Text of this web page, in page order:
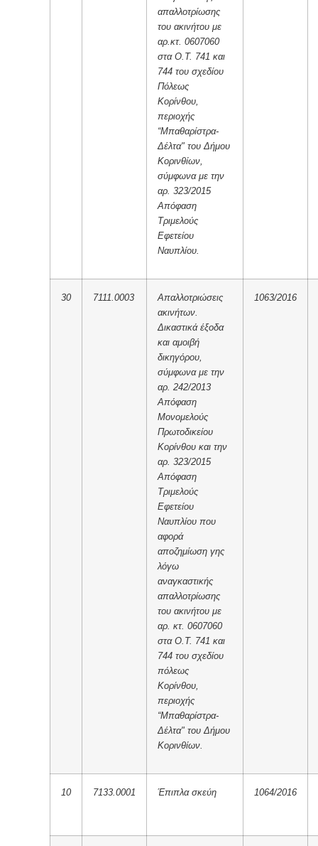
απαλλοτρίωσης
του ακινήτου με
αρ.κτ. 0607060
στα Ο.Τ. 741 και
744 του σχεδίου
Πόλεως
Κορίνθου,
περιοχής
“Μπαθαρίστρα-
Δέλτα" του Δήμου
Κορινθίων,
σύμφωνα με την
αρ. 323/2015
Απόφαση
Τριμελούς
Εφετείου
Ναυπλίου.
30 7111.0003
Απαλλοτριώσεις
ακινήτων.
Δικαστικά έξοδα
και αμοιβή
δικηγόρου,
σύμφωνα με την
αρ. 242/2013
Απόφαση
Μονομελούς
Πρωτοδικείου
Κορίνθου και την
αρ. 323/2015
Απόφαση
Τριμελούς
Εφετείου
Ναυπλίου που
αφορά
αποζημίωση γης
λόγω
αναγκαστικής
απαλλοτρίωσης
του ακινήτου με
αρ. κτ. 0607060
στα Ο.Τ. 741 και
744 του σχεδίου
πόλεως
Κορίνθου,
περιοχής
“Μπαθαρίστρα-
Δέλτα" του Δήμου
Κορινθίων.
1063/2016
10 7133.0001 Έπιπλα σκεύη 1064/2016